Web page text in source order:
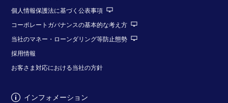
個人情報保護法に基づく公表事項
コーポレートガバナンスの基本的な考え方
当社のマネー・ローンダリング等防止態勢
採用情報
お客さま対応における当社の方針
インフォメーション